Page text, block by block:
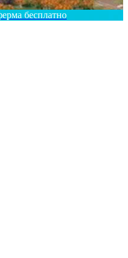
бесплатно